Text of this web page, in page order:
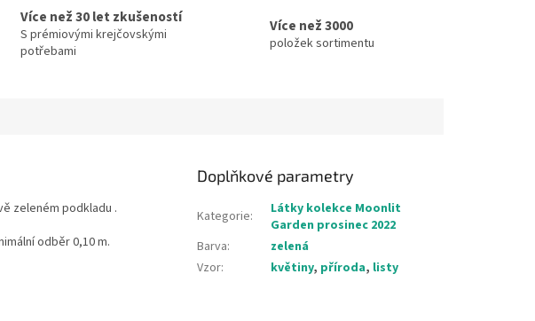
Více než 30 let zkušeností
S prémiovými krejčovskými
potřebami
Více než 3000
položek sortimentu
zeleném podkladu .
odběr 0,10 m.
Doplňkové parametry
Kategorie:
Látky kolekce Moonlit
Garden prosinec 2022
Barva:
zelená
Vzor: květiny, příroda, listy